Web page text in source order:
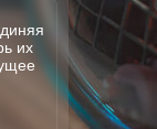
их